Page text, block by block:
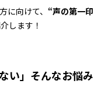
に向けて、 “声の第一印
します！
い」そんなお悩み